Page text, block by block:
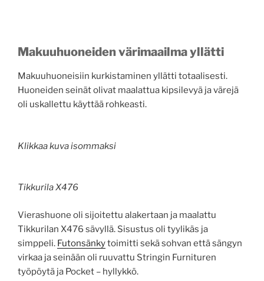
Makuuhuoneiden värimaailma yllätti
Makuuhuoneisiin kurkistaminen yllätti totaalisesti.
Huoneiden seinät olivat maalattua kipsilevyä ja värejä
oli uskallettu käyttää rohkeasti.
Klikkaa kuva isommaksi
Tikkurila X476
Vierashuone oli sijoitettu alakertaan ja maalattu
Tikkurilan X476 sävyllä. Sisustus oli tyylikäs ja
simppeli. Futonsänkytoimitti sekä sohvan että sängyn
virkaa ja seinään oli ruuvattu Stringin Furnituren
työpöytä ja Pocket – hyllykkö.